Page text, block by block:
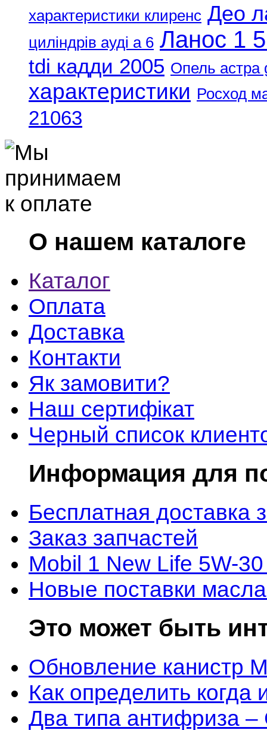
характеристики клиренс Део
циліндрів ауді а 6 Ланос 1
tdi кадди 2005 Опель астра
характеристики Росход
21063
О нашем каталоге
Каталог
Оплата
Доставка
Контакти
Як замовити?
Наш сертифікат
Черный список
Информация для
Бесплатная доставка
Заказ запчастей
Mobil 1 New Life 5W-
Новые поставки
Это может быть
Обновление канистр
Как определить когда
Два типа антифриза –